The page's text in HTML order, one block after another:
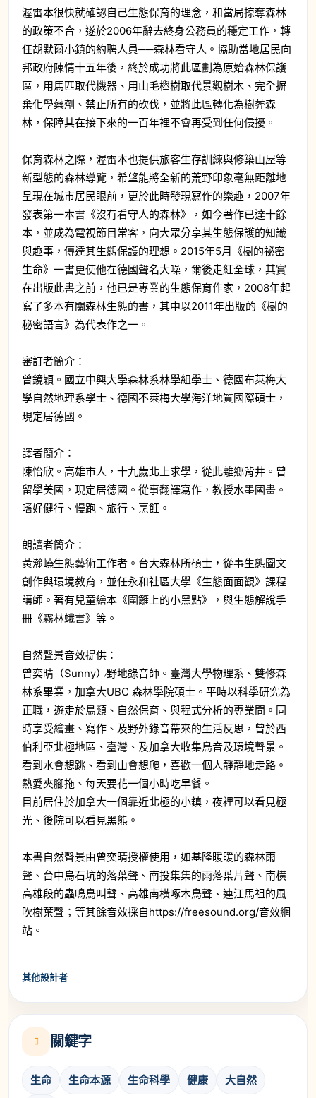
渥雷本很快就確認自己生態保育的理念，和當局掠奪森林
的政策不合，遂於2006年辭去終身公務員的穩定工作，轉
任胡默爾小鎮的約聘人員──森林看守人。協助當地居民向
邦政府陳情十五年後，終於成功將此區劃為原始森林保護
區，用馬匹取代機器、用山毛櫸樹取代景觀樹木、完全摒
棄化學藥劑、禁止所有的砍伐，並將此區轉化為樹葬森
林，保障其在接下來的一百年裡不會再受到任何侵擾。
保育森林之際，渥雷本也提供旅客生存訓練與修築山屋等
新型態的森林導覽，希望能將全新的荒野印象毫無距離地
呈現在城市居民眼前，更於此時發現寫作的樂趣，2007年
發表第一本書《沒有看守人的森林》，如今著作已達十餘
本，並成為電視節目常客，向大眾分享其生態保護的知識
與趣事，傳達其生態保護的理想。2015年5月《樹的祕密
生命》一書更使他在德國聲名大噪，爾後走紅全球，其實
在出版此書之前，他已是專業的生態保育作家，2008年起
寫了多本有關森林生態的書，其中以2011年出版的《樹的
秘密語言》為代表作之一。
審訂者簡介：
曾鏡穎。國立中興大學森林系林學組學士、德國布萊梅大
學自然地理系學士、德國不萊梅大學海洋地質國際碩士，
現定居德國。
譯者簡介：
陳怡欣。高雄市人，十九歲北上求學，從此離鄉背井。曾
留學美國，現定居德國。從事翻譯寫作，教授水墨國畫。
嗜好健行、慢跑、旅行、烹飪。
朗讀者簡介：
黃瀚嶢∕生態藝術工作者。台大森林所碩士，從事生態圖文
創作與環境教育，並任永和社區大學《生態面面觀》課程
講師。著有兒童繪本《圍籬上的小黑點》，與生態解說手
冊《霧林蛾書》等。
自然聲景音效提供：
曾奕晴（Sunny）∕野地錄音師。臺灣大學物理系、雙修森
林系畢業，加拿大UBC 森林學院碩士。平時以科學研究為
正職，遊走於鳥類、自然保育、與程式分析的專業間。同
時享受繪畫、寫作、及野外錄音帶來的生活反思，曾於西
伯利亞北極地區、臺灣、及加拿大收集鳥音及環境聲景。
看到水會想跳、看到山會想爬，喜歡一個人靜靜地走路。
熱愛夾腳拖、每天要花一個小時吃早餐。
目前居住於加拿大一個靠近北極的小鎮，夜裡可以看見極
光、後院可以看見黑熊。
本書自然聲景由曾奕晴授權使用，如基隆暖暖的森林雨
聲、台中烏石坑的落葉聲、南投集集的雨落葉片聲、南橫
高雄段的蟲鳴鳥叫聲、高雄南橫啄木鳥聲、連江馬祖的風
吹樹葉聲；等其餘音效採自https://freesound.org/音效網
站。
其他設計者
關鍵字
生命 生命本源 生命科學 健康 大自然